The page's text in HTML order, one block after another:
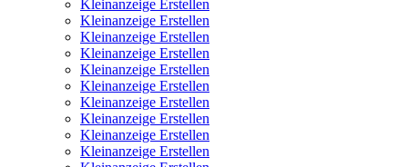
Kleinanzeige Erstellen
Kleinanzeige Erstellen
Kleinanzeige Erstellen
Kleinanzeige Erstellen
Kleinanzeige Erstellen
Kleinanzeige Erstellen
Kleinanzeige Erstellen
Kleinanzeige Erstellen
Kleinanzeige Erstellen
Kleinanzeige Erstellen